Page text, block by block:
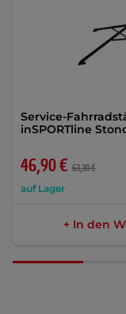
Service-
inSPORTline
46,90 € 63,30 €
auf Lager
+ In den